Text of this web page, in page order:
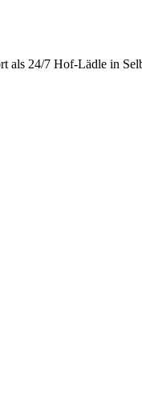
als 24/7 Hof-Lädle in